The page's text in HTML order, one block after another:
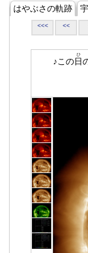
はやぶさの軌跡
<<< <<
♪この日
ひ